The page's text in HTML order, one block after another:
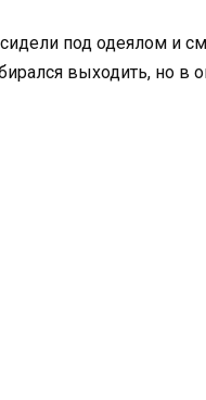
под одеялом и
выходить, но в